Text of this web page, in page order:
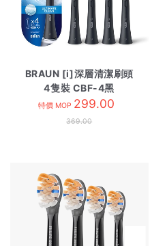
BRAUN [i]深層清潔刷頭
4隻裝 CBF-4黑
特價 MOP 299.00
369.00